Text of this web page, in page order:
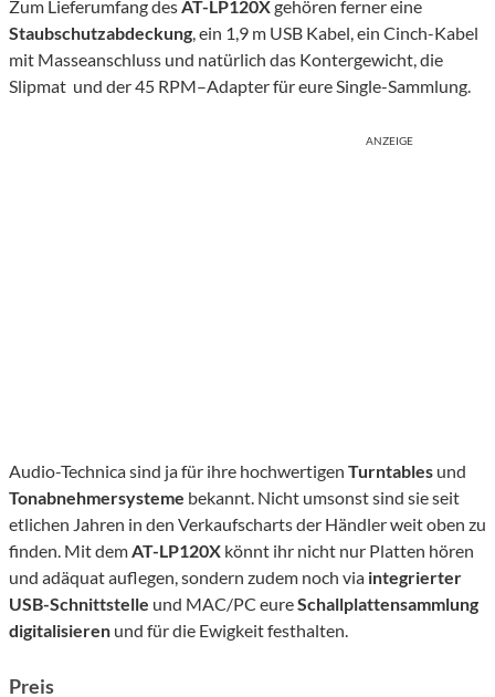
Zum Lieferumfang desAT-LP120Xgehören ferner eine
Staubschutzabdeckung, ein 1,9 m USB Kabel, ein Cinch-Kabel
mit Masseanschluss und natürlich das Kontergewicht, die
Slipmat und der 45 RPM–Adapter für eure Single-Sammlung.
ANZEIGE
Audio-Technica sind ja für ihre hochwertigen Turntables und
Tonabnehmersysteme bekannt. Nicht umsonst sind sie seit
etlichen Jahren in den Verkaufscharts der Händler weit oben zu
finden. Mit demAT-LP120X könnt ihr nicht nur Platten hören
und adäquat auflegen, sondern zudem noch via integrierter
USB-Schnittstelle und MAC/PC eureSchallplattensammlung
digitalisieren und für die Ewigkeit festhalten.
Preis